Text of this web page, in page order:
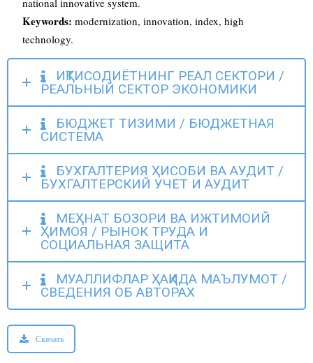
Keywords: modernization, innovation, index, high
technology.
ИҚТИСОДИЁТНИНГ РЕАЛ СЕКТОРИ /
РЕАЛЬНЫЙ СЕКТОР ЭКОНОМИКИ
БЮДЖЕТ ТИЗИМИ / БЮДЖЕТНАЯ
СИСТЕМА
БУХГАЛТЕРИЯ ҲИСОБИ ВА АУДИТ /
БУХГАЛТЕРСКИЙ УЧЕТ И АУДИТ
МЕҲНАТ БОЗОРИ ВА ИЖТИМОИЙ
ҲИМОЯ / РЫНОК ТРУДА И
СОЦИАЛЬНАЯ ЗАЩИТА
МУАЛЛИФЛАР ҲАҚИДА МАЪЛУМОТ /
СВЕДЕНИЯ ОБ АВТОРАХ
Скачать